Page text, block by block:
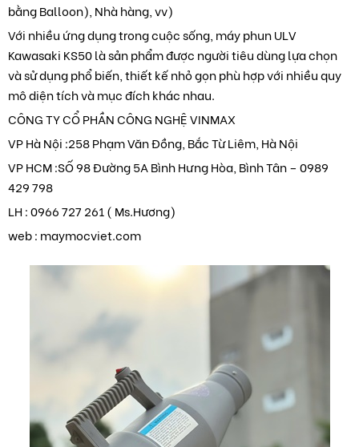
bằng Balloon), Nhà hàng, vv)
Với nhiều ứng dụng trong cuộc sống, máy phun ULV
Kawasaki KS50 là sản phẩm được người tiêu dùng lựa chọn
và sử dụng phổ biến, thiết kế nhỏ gọn phù hợp với nhiều quy
mô diện tích và mục đích khác nhau.
CÔNG TY CỔ PHẦN CÔNG NGHỆ VINMAX
VP Hà Nội :258 Phạm Văn Đồng, Bắc Từ Liêm, Hà Nội
VP HCM :SỐ 98 Đường 5A Bình Hưng Hòa, Bình Tân – 0989
429 798
LH : 0966 727 261 ( Ms.Hương)
web : maymocviet.com